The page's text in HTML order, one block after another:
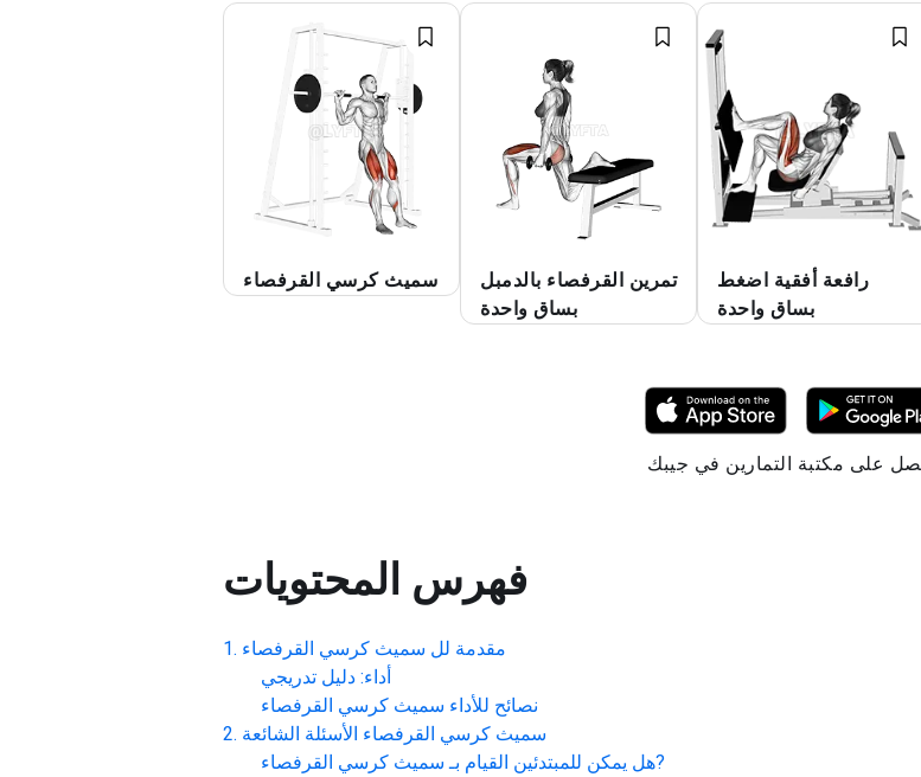
سميث كرسي القرفصاء
تمرين القرفصاء بالدمبل
بساق واحدة
رافعة أفقية اضغط
بساق واحدة
فهرس المحتويات
مقدمة لل سميث كرسي القرفصاء
أداء: دليل تدريجي
نصائح للأداء سميث كرسي القرفصاء
سميث كرسي القرفصاء الأسئلة الشائعة
هل يمكن للمبتدئين القيام بـ سميث كرسي القرفصاء
?